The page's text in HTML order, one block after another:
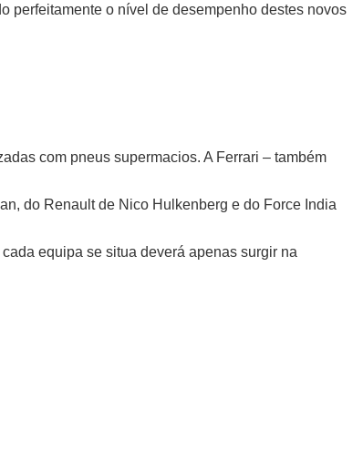
perfeitamente o nível de desempenho destes novos
com pneus supermacios. A Ferrari – também
do Renault de Nico Hulkenberg e do Force India
equipa se situa deverá apenas surgir na